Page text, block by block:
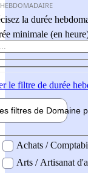
la durée
minimale (en
le filtre de durée
filtres de Domaine
professionel
Achats /
Arts / Artisanat